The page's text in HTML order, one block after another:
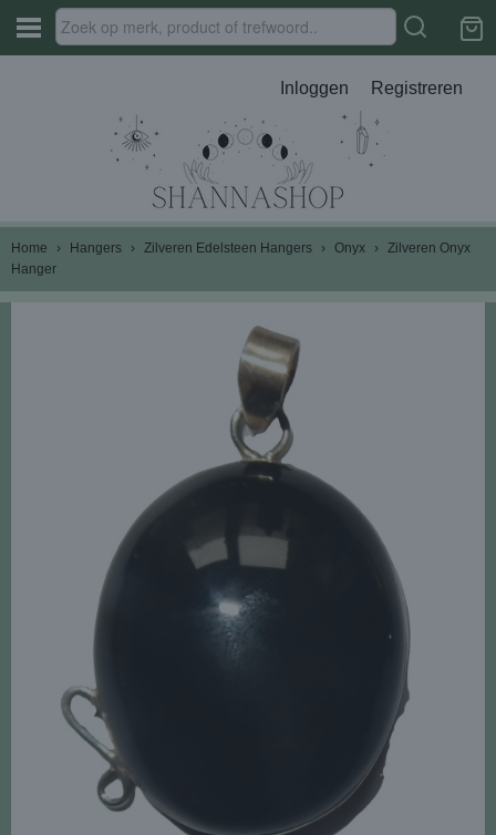
Inloggen Registreren
Home › Hangers › Zilveren Edelsteen Hangers › Onyx › Zilveren Onyx
Hanger